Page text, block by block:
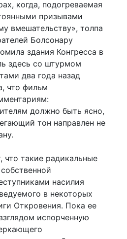
когда, подогреваемая
призывами
вмешательству», толпа
Болсонару
здания Конгресса в
здесь со штурмом
два года назад
что фильм
должно быть ясно,
тон направлен не
что такие радикальные
насилия
в некоторых
Откровения. Пока ее
испорченную